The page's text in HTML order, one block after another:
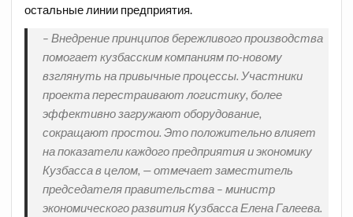
остальные линии предприятия.
– Внедрение принципов бережливого производства
помогает кузбасским компаниям по-новому
взглянуть на привычные процессы. Участники
проекта перестраивают логистику, более
эффективно загружают оборудование,
сокращают простои. Это положительно влияет
на показатели каждого предприятия и экономику
Кузбасса в целом, — отмечает заместитель
председателя правительства – министр
экономического развития Кузбасса Елена Галеева.